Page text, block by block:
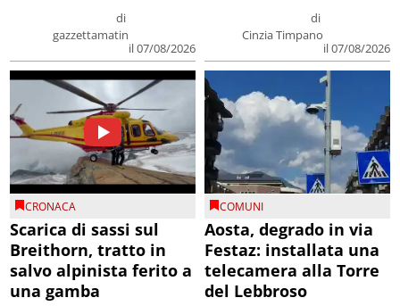
di
gazzettamatin
il 07/08/2026
di
Cinzia Timpano
il 07/08/2026
CRONACA
Scarica di sassi sul
Breithorn, tratto in
salvo alpinista ferito a
una gamba
COMUNI
Aosta, degrado in via
Festaz: installata una
telecamera alla Torre
del Lebbroso